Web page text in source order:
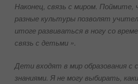
Наконец, связь с миром. Поймите,
разные культуры позволят
итоге развиваться в ногу со
связь с детьми ».
Дети входят в мир образования с
знаниями. Я не могу выбирать,